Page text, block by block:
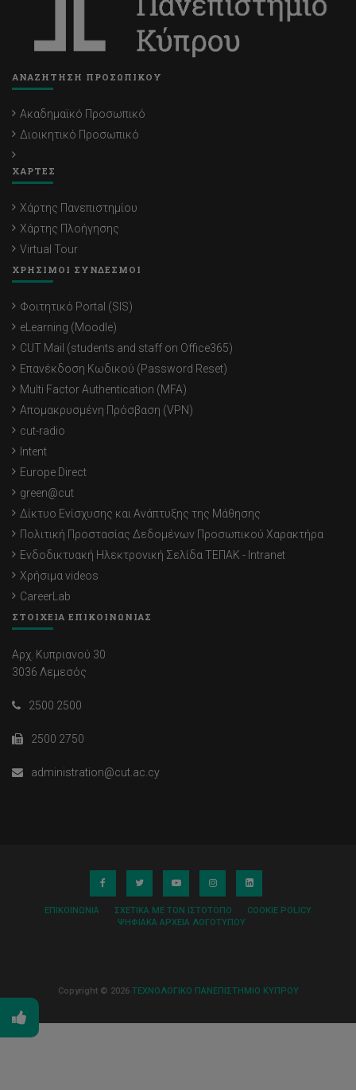
ΑΝΑΖΗΤΗΣΗ ΠΡΟΣΩΠΙΚΟΥ
Ακαδημαϊκό Προσωπικό
Διοικητικό Προσωπικό
ΧΑΡΤΕΣ
Χάρτης Πανεπιστημίου
Χάρτης Πλοήγησης
Virtual Tour
ΧΡΗΣΙΜΟΙ ΣΥΝΔΕΣΜΟΙ
Φοιτητικό Portal (SIS)
eLearning (Moodle)
CUT Mail (students and staff on Office365)
Επανέκδοση Κωδικού (Password Reset)
Multi Factor Authentication (MFA)
Απομακρυσμένη Πρόσβαση (VPN)
cut-radio
Intent
Europe Direct
green@cut
Δίκτυο Ενίσχυσης και Ανάπτυξης της Μάθησης
Πολιτική Προστασίας Δεδομένων Προσωπικού Χαρακτήρα
Ενδοδικτυακή Ηλεκτρονική Σελίδα ΤΕΠΑΚ - Intranet
Χρήσιμα videos
CareerLab
ΣΤΟΙΧΕΙΑ ΕΠΙΚΟΙΝΩΝΙΑΣ
Αρχ. Κυπριανού 30
3036 Λεμεσός
2500 2500
2500 2750
administration@cut.ac.cy
ΕΠΙΚΟΙΝΩΝΊΑ ΣΧΕΤΙΚΆ ΜΕ ΤΟΝ ΙΣΤΌΤΟΠΟ
COOKIE POLICY
ΨΗΦΙΑΚΆ ΑΡΧΕΊΑ ΛΟΓΌΤΥΠΟΥ
Copyright © 2026 ΤΕΧΝΟΛΟΓΙΚΟ ΠΑΝΕΠΙΣΤΗΜΙΟ ΚΥΠΡΟΥ